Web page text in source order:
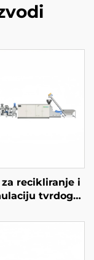
recikliranje i
tvrdog